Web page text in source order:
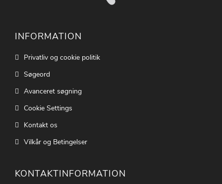
INFORMATION
Privatliv og cookie politik
Søgeord
Avanceret søgning
Cookie Settings
Kontakt os
Vilkår og Betingelser
KONTAKTINFORMATION